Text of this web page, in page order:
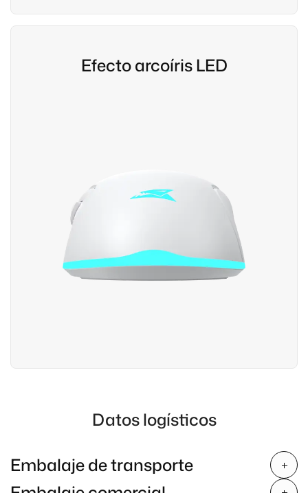
Efecto arcoíris LED
Datos logísticos
Embalaje de transporte